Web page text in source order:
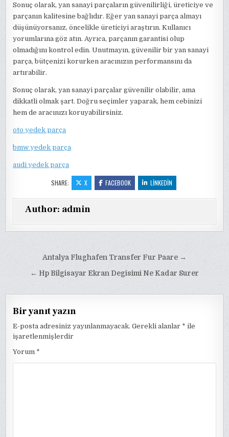
Sonuç olarak, yan sanayi parçaların güvenilirliği, üreticiye ve
parçanın kalitesine bağlıdır. Eğer yan sanayi parça almayı
düşünüyorsanız, öncelikle üreticiyi araştırın. Kullanıcı
yorumlarına göz atın. Ayrıca, parçanın garantisi olup
olmadığını kontrol edin. Unutmayın, güvenilir bir yan sanayi
parça, bütçenizi korurken aracınızın performansını da
artırabilir.
Sonuç olarak, yan sanayi parçalar güvenilir olabilir, ama
dikkatli olmak şart. Doğru seçimler yaparak, hem cebinizi
hem de aracınızı koruyabilirsiniz.
oto yedek parça
bmw yedek parça
audi yedek parça
SHARE: X FACEBOOK LINKEDIN
Author: admin
gezinmesi
Antalya Flughafen Transfer Fur Paare →
← Hp Bilgisayar Ekran Degisimi Ne Kadar Surer
Bir yanıt yazın
E-posta adresiniz yayınlanmayacak. Gerekli alanlar * ile
işaretlenmişlerdir
Yorum *